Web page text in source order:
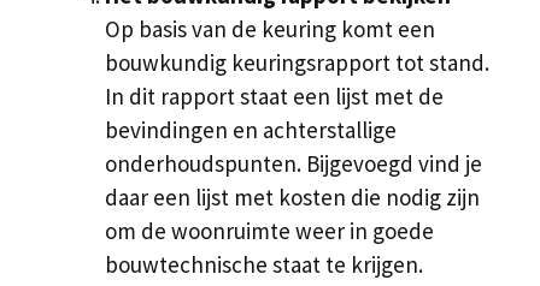
Op basis van de keuring komt een
bouwkundig keuringsrapport tot stand.
In dit rapport staat een lijst met de
bevindingen en achterstallige
onderhoudspunten. Bijgevoegd vind je
daar een lijst met kosten die nodig zijn
om de woonruimte weer in goede
bouwtechnische staat te krijgen.